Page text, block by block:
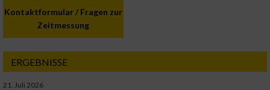
Kontaktformular / Fragen zur
Zeitmessung
ERGEBNISSE
21. Juli 2026